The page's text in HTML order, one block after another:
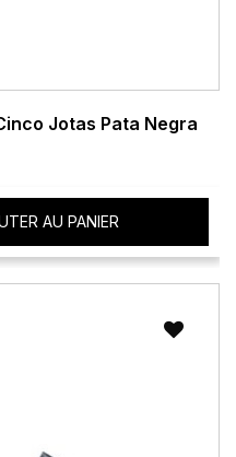
Jotas Pata Negra
AU PANIER